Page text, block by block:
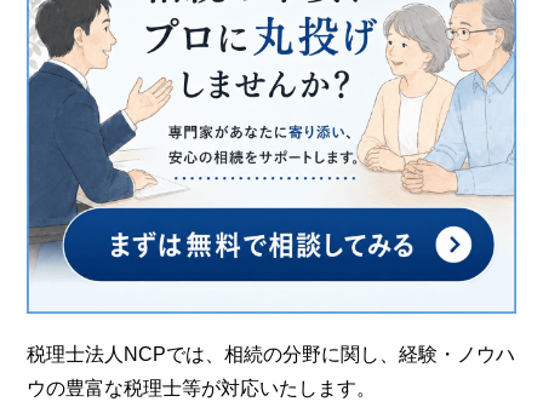
税理士法人NCPでは、相続の分野に関し、経験・ノウハ
ウの豊富な税理士等が対応いたします。